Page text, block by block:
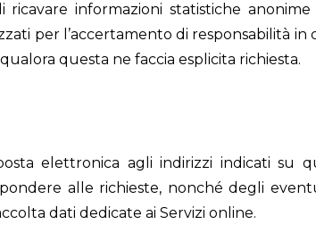
informazioni statistiche
per l’accertamento di responsabilità in
questa ne faccia esplicita richiesta.
elettronica agli indirizzi indicati su
alle richieste, nonché degli
dati dedicate ai Servizi online.